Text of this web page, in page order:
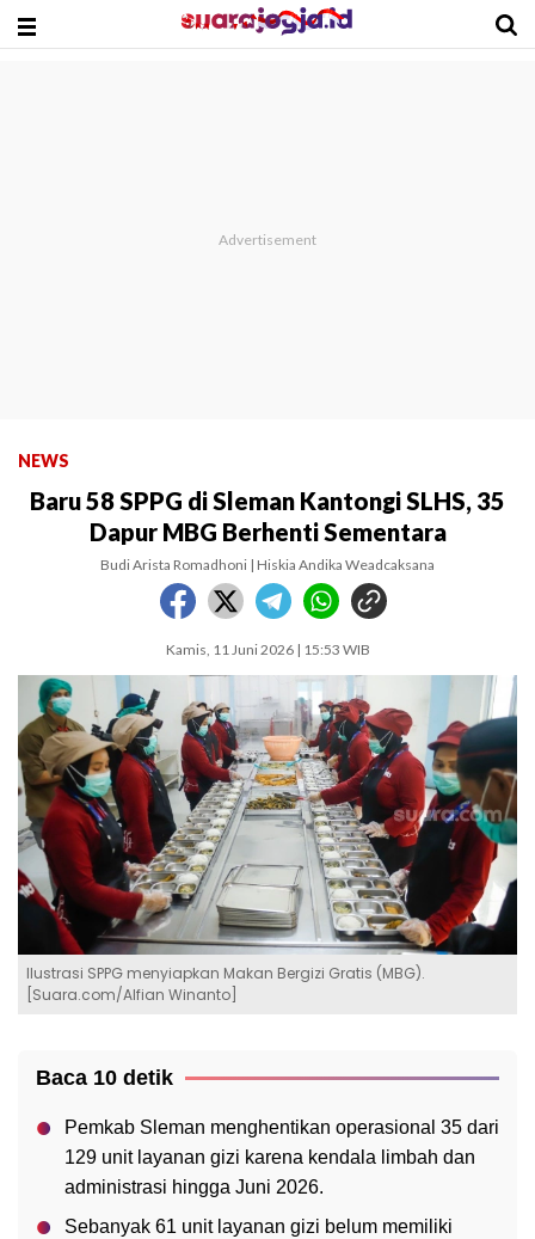
NEWS
Baru 58 SPPG di Sleman Kantongi SLHS, 35
Dapur MBG Berhenti Sementara
Budi Arista Romadhoni | Hiskia Andika Weadcaksana
Kamis, 11 Juni 2026 | 15:53 WIB
Ilustrasi SPPG menyiapkan Makan Bergizi Gratis (MBG).
[Suara.com/Alfian Winanto]
Baca 10 detik
Pemkab Sleman menghentikan operasional 35 dari
129 unit layanan gizi karena kendala limbah dan
administrasi hingga Juni 2026.
Sebanyak 61 unit layanan gizi belum memiliki